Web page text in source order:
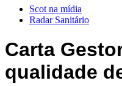
Scot na mídia
Radar Sanitário
Carta
qualidade